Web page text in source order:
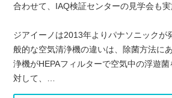
合わせて、IAQ検証センターの見学会も実
ジアイーノは2013年よりパナソニックが
般的な空気清浄機の違いは、除菌方法に
浄機がHEPAフィルターで空気中の浮遊
対して、…